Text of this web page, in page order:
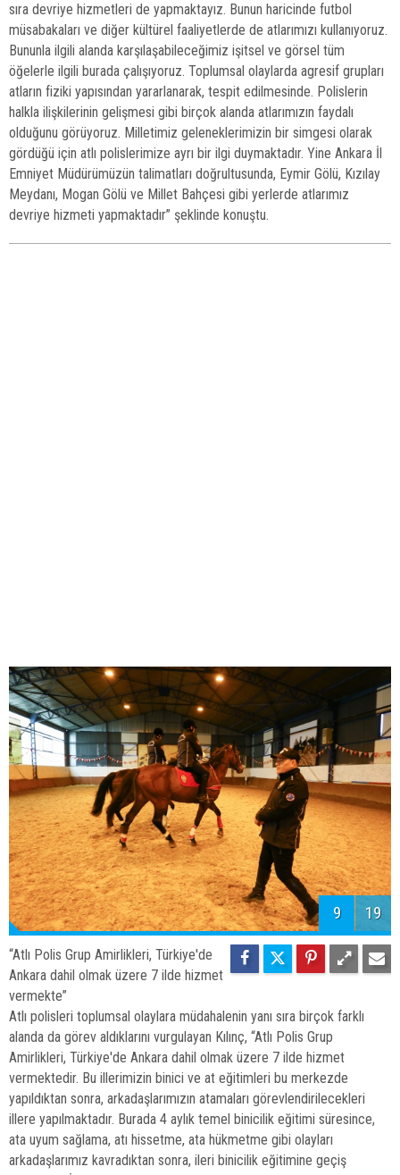
sıra devriye hizmetleri de yapmaktayız. Bunun haricinde futbol
müsabakaları ve diğer kültürel faaliyetlerde de atlarımızı kullanıyoruz.
Bununla ilgili alanda karşılaşabileceğimiz işitsel ve görsel tüm
öğelerle ilgili burada çalışıyoruz. Toplumsal olaylarda agresif grupları
atların fiziki yapısından yararlanarak, tespit edilmesinde. Polislerin
halkla ilişkilerinin gelişmesi gibi birçok alanda atlarımızın faydalı
olduğunu görüyoruz. Milletimiz geleneklerimizin bir simgesi olarak
gördüğü için atlı polislerimize ayrı bir ilgi duymaktadır. Yine Ankara İl
Emniyet Müdürümüzün talimatları doğrultusunda, Eymir Gölü, Kızılay
Meydanı, Mogan Gölü ve Millet Bahçesi gibi yerlerde atlarımız
devriye hizmeti yapmaktadır” şeklinde konuştu.
9 19
“Atlı Polis Grup Amirlikleri, Türkiye'de
Ankara dahil olmak üzere 7 ilde hizmet
vermekte”
Atlı polisleri toplumsal olaylara müdahalenin yanı sıra birçok farklı
alanda da görev aldıklarını vurgulayan Kılınç, “Atlı Polis Grup
Amirlikleri, Türkiye'de Ankara dahil olmak üzere 7 ilde hizmet
vermektedir. Bu illerimizin binici ve at eğitimleri bu merkezde
yapıldıktan sonra, arkadaşlarımızın atamaları görevlendirilecekleri
illere yapılmaktadır. Burada 4 aylık temel binicilik eğitimi süresince,
ata uyum sağlama, atı hissetme, ata hükmetme gibi olayları
arkadaşlarımız kavradıktan sonra, ileri binicilik eğitimine geçiş